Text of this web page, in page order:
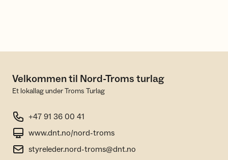
Velkommen til Nord-Troms turlag
Et lokallag under Troms Turlag
+47 91 36 00 41
www.dnt.no/nord-troms
styreleder.nord-troms@dnt.no